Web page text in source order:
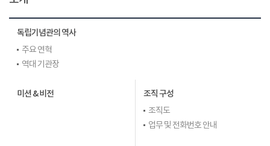
독립기념관의 역사
주요 연혁
역대 기관장
미션 & 비전 조직 구성
조직도
업무 및 전화번호 안내